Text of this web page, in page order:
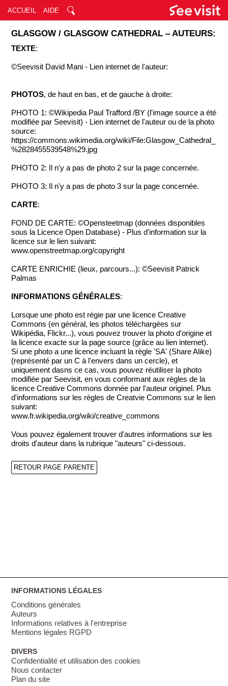
ACCUEIL AIDE
GLASGOW / GLASGOW CATHEDRAL ‒ AUTEURS:
TEXTE:
©Seevisit David Mani - Lien internet de l'auteur:
PHOTOS, de haut en bas, et de gauche à droite:
PHOTO 1: ©Wikipedia Paul Trafford /BY (l'image source a été
modifiée par Seevisit) - Lien internet de l'auteur ou de la photo
source:
https://commons.wikimedia.org/wiki/File:Glasgow_Cathedral_
%2828455539548%29.jpg
PHOTO 2: Il n'y a pas de photo 2 sur la page concernée.
PHOTO 3: Il n'y a pas de photo 3 sur la page concernée.
CARTE:
FOND DE CARTE: ©Opensteetmap (données disponibles
sous la Licence Open Database) - Plus d'information sur la
licence sur le lien suivant:
www.openstreetmap.org/copyright
CARTE ENRICHIE (lieux, parcours...): ©Seevisit Patrick
Palmas
INFORMATIONS GÉNÉRALES:
Lorsque une photo est régie par une licence Creative
Commons (en général, les photos téléchargées sur
Wikipédia, Flickr...), vous pouvez trouver la photo d'origine et
la licence exacte sur la page source (grâce au lien internet).
Si une photo a une licence incluant la règle 'SA' (Share Alike)
(représenté par un C à l'envers dans un cercle), et
uniquement dasns ce cas, vous pouvez réutiliser la photo
modifiée par Seevisit, en vous conformant aux règles de la
licence Creative Commons donnée par l'auteur originel. Plus
d'informations sur les règles de Creatvie Commons sur le lien
suivant:
www.fr.wikipedia.org/wiki/creative_commons
Vous pouvez également trouver d'autres informations sur les
droits d'auteur dans la rubrique "auteurs" ci-dessous.
RETOUR PAGE PARENTE
INFORMATIONS LÉGALES
Conditions générales
Auteurs
Informations relatives à l'entreprise
Mentions légales RGPD
DIVERS
Confidentialité et utilisation des cookies
Nous contacter
Plan du site